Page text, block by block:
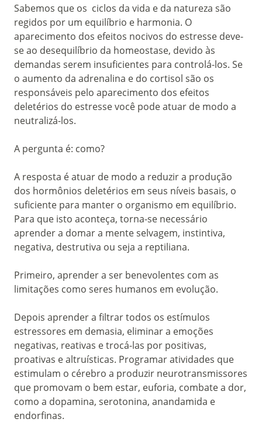
Sabemos que os ciclos da vida e da natureza são
regidos por um equilíbrio e harmonia. O
aparecimento dos efeitos nocivos do estresse deve-
se ao desequilíbrio da homeostase, devido às
demandas serem insuficientes para controlá-los. Se
o aumento da adrenalina e do cortisol são os
responsáveis pelo aparecimento dos efeitos
deletérios do estresse você pode atuar de modo a
neutralizá-los.
A pergunta é: como?
A resposta é atuar de modo a reduzir a produção
dos hormônios deletérios em seus níveis basais, o
suficiente para manter o organismo em equilíbrio.
Para que isto aconteça, torna-se necessário
aprender a domar a mente selvagem, instintiva,
negativa, destrutiva ou seja a reptiliana.
Primeiro, aprender a ser benevolentes com as
limitações como seres humanos em evolução.
Depois aprender a filtrar todos os estímulos
estressores em demasia, eliminar a emoções
negativas, reativas e trocá-las por positivas,
proativas e altruísticas. Programar atividades que
estimulam o cérebro a produzir neurotransmissores
que promovam o bem estar, euforia, combate a dor,
como a dopamina, serotonina, anandamida e
endorfinas.